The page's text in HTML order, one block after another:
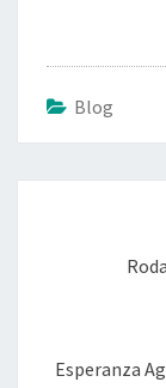
Blog
Esperanza